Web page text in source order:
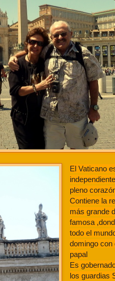
El Vaticano
pleno
Contiene la
más grande
famosa
todo el
domingo con
papal
Es
los guardias